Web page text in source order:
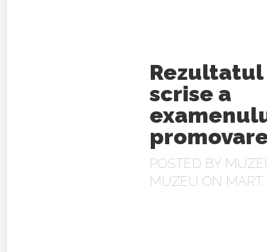
scrise a
POSTED BY
MUZEU ON